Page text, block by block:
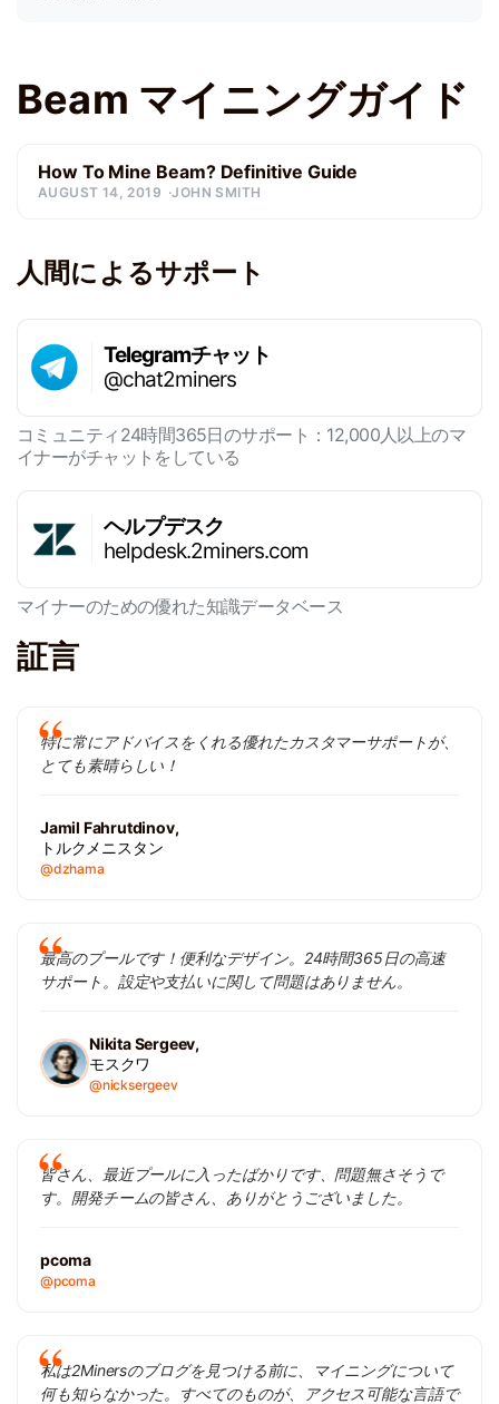
Beam マイニングガイド
How To Mine Beam? Definitive Guide
AUGUST 14, 2019 JOHN SMITH
人間によるサポート
Telegramチャット
@chat2miners
コミュニティ24時間365日のサポート：12,000人以上のマ
イナーがチャットをしている
ヘルプデスク
helpdesk.2miners.com
マイナーのための優れた知識データベース
証言
特に常にアドバイスをくれる優れたカスタマーサポートが、
とても素晴らしい！
Jamil Fahrutdinov,
トルクメニスタン
@dzhama
最高のプールです！便利なデザイン。24時間365日の高速
サポート。設定や支払いに関して問題はありません。
Nikita Sergeev,
モスクワ
@nicksergeev
皆さん、最近プールに入ったばかりです、問題無さそうで
す。開発チームの皆さん、ありがとうございました。
pcoma
@pcoma
私は2Minersのブログを見つける前に、マイニングについて
何も知らなかった。すべてのものが、アクセス可能な言語で